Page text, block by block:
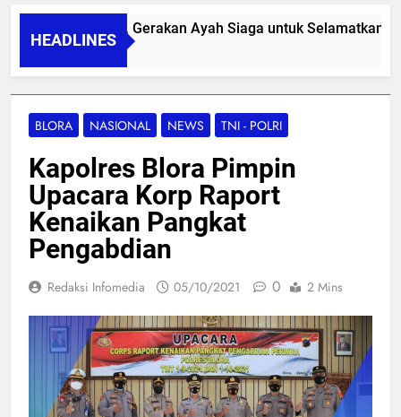
HEADLINES
PAPA SIDINI, Gerakan Ayah Siaga untuk Selamatkan Ibu
06/08/2026
BLORA NASIONAL NEWS TNI - POLRI
Kapolres Blora Pimpin
Upacara Korp Raport
Kenaikan Pangkat
Pengabdian
Redaksi Infomedia 05/10/2021 0 2 Mins